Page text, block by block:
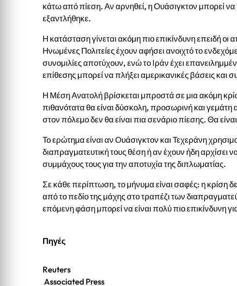
κάτω από πίεση. Αν αρνηθεί, η Ουάσιγκτον μπορεί να
εξαντλήθηκε.
Η κατάσταση γίνεται ακόμη πιο επικίνδυνη επειδή οι
Ηνωμένες Πολιτείες έχουν αφήσει ανοιχτό το
συνομιλίες αποτύχουν, ενώ το Ιράν έχει
επίθεσης μπορεί να πλήξει αμερικανικές βάσεις και
Η Μέση Ανατολή βρίσκεται μπροστά σε μια ακόμη
πιθανότατα θα είναι δύσκολη, προσωρινή και
στον πόλεμο δεν θα είναι πια σενάριο πίεσης. Θα
Το ερώτημα είναι αν Ουάσιγκτον και Τεχεράνη
διαπραγματευτική τους θέση ή αν έχουν ήδη αρχίσει
συμμάχους τους για την αποτυχία της διπλωματίας.
Σε κάθε περίπτωση, το μήνυμα είναι σαφές: η κρίση
από το πεδίο της μάχης στο τραπέζι των
επόμενη φάση μπορεί να είναι πολύ πιο επικίνδυνη
Πηγές
Reuters
Associated Press